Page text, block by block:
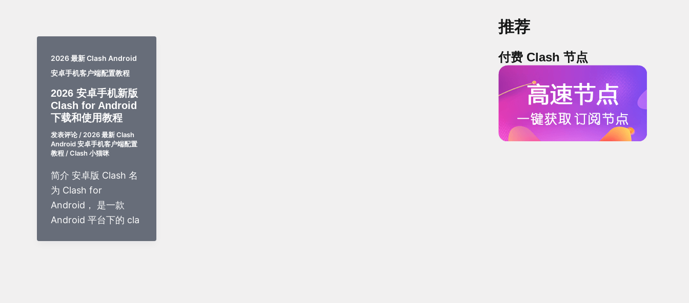
2026 最新 Clash Android
安卓手机客户端配置教程
2026 安卓手机新版
Clash for Android
下载和使用教程
发表评论/2026 最新 Clash
Android 安卓手机客户端配置
教程/Clash 小猫咪
简介 安卓版 Clash 名
为 Clash for
Android， 是一款
Android 平台下的 cla
推荐
付费 Clash 节点